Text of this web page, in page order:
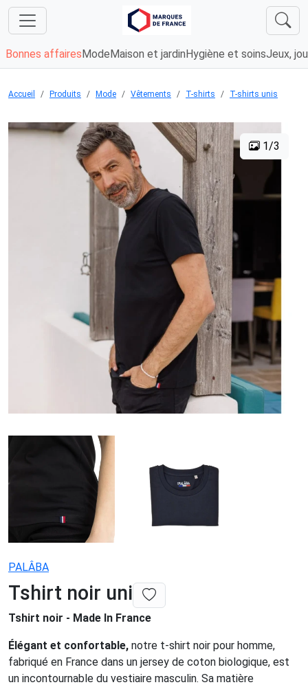
Bonnes affaires Mode Maison et jardin Hygiène et soinsJeux,
Accueil Produits Mode Vêtements T-shirts T-shirts unis
1/3
PALÂBA
Tshirt noir uni
Tshirt noir - Made In France
Élégant et confortable, notre t-shirt noir pour homme,
fabriqué en France dans un jersey de coton biologique, est
un incontournable du vestiaire masculin. Sa matière